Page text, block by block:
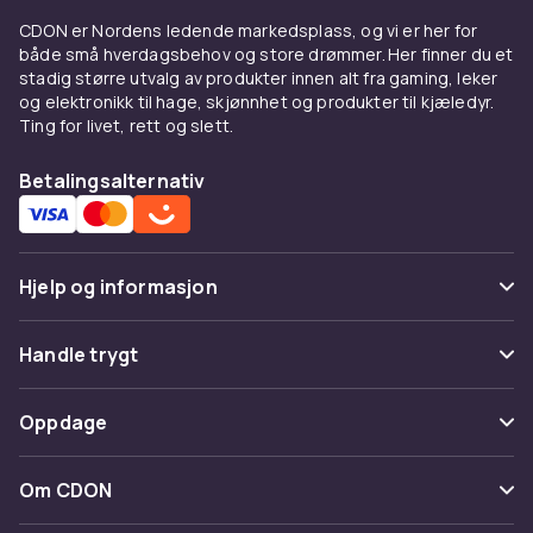
Aktive ingredienser som gjør
en forskjell
Mange behandlinger mot håravfall bygger på
veldokumenterte ingredienser. Minoksidil er en
kan stimulere hårfolliklene og øke hårveksten.
Biotin styrker hårstråets struktur og finnes
Koffein øker blodsirkulasjonen i hodebunnen,
mens sågpalmetto kan blokkere hormonet
ytterligere ingredienser som støtter en frisk
hodebunn.
Bygg en rutine for sterkere
hår
For best resultat er det viktig å være
CDON er Nordens ledende markedsplass, og vi er her for
både små hverdagsbehov og store drømmer. Her finner du et
stadig større utvalg av produkter innen alt fra gaming, leker
og elektronikk til hage, skjønnhet og produkter til kjæledyr.
Ting for livet, rett og slett.
Betalingsalternativ
Hjelp og informasjon
Vanlige spørsmål
Spor pakke
Angre & returner her
Kontakt oss
Handle trygt
Betaling
Levering
Oppdage
Kategorier
Om CDON